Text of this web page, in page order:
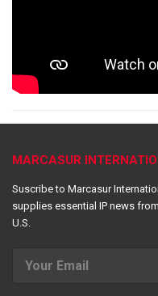
MARCASUR
Suscribe to Marcasur
supplies essential IP news
U.S.